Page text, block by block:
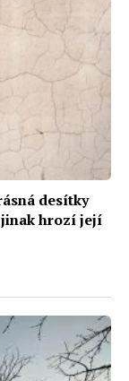
desítky
jinak hrozí její